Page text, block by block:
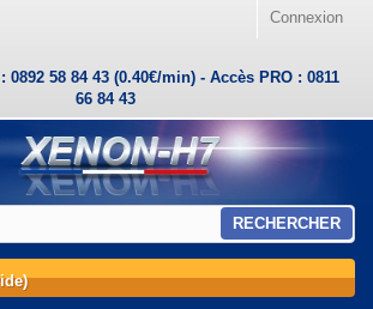
Connexion
58 84 43 (0.40€/min) - Accès PRO : 0811
66 84 43
RECHERCHER